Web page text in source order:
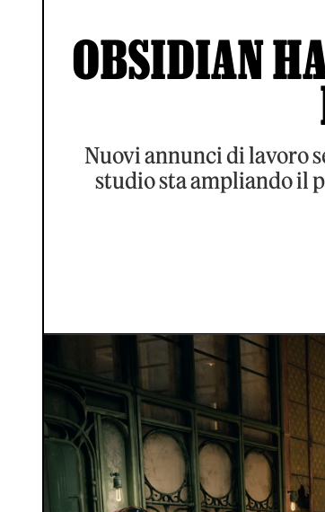
OBSIDIAN
Nuovi annunci di lavoro
studio sta ampliando il